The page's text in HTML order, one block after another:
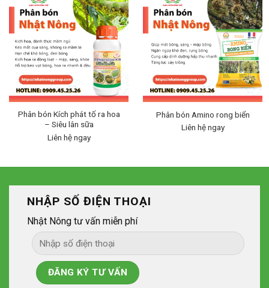
Phân bón Kích phát tố ra hoa
– Siêu lân sữa
Liên hệ ngay
Phân bón Amino rong biển
Liên hệ ngay
NHẬP SỐ ĐIỆN THOẠI
Nhật Nông tư vấn miễn phí